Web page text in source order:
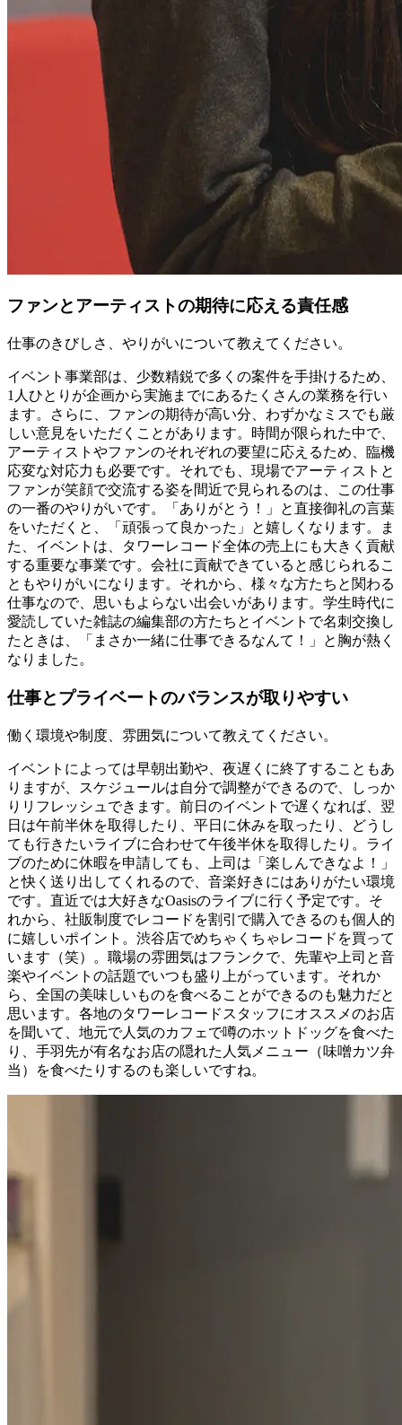
ファンとアーティストの期待に応える責任感
仕事のきびしさ、やりがいについて教えてください。
イベント事業部は、少数精鋭で多くの案件を手掛けるため、
1人ひとりが企画から実施までにあるたくさんの業務を行い
ます。さらに、ファンの期待が高い分、わずかなミスでも厳
しい意見をいただくことがあります。時間が限られた中で、
アーティストやファンのそれぞれの要望に応えるため、臨機
応変な対応力も必要です。それでも、現場でアーティストと
ファンが笑顔で交流する姿を間近で見られるのは、この仕事
の一番のやりがいです。「ありがとう！」と直接御礼の言葉
をいただくと、「頑張って良かった」と嬉しくなります。ま
た、イベントは、タワーレコード全体の売上にも大きく貢献
する重要な事業です。会社に貢献できていると感じられるこ
ともやりがいになります。それから、様々な方たちと関わる
仕事なので、思いもよらない出会いがあります。学生時代に
愛読していた雑誌の編集部の方たちとイベントで名刺交換し
たときは、「まさか一緒に仕事できるなんて！」と胸が熱く
なりました。
仕事とプライベートのバランスが取りやすい
働く環境や制度、雰囲気について教えてください。
イベントによっては早朝出勤や、夜遅くに終了することもあ
りますが、スケジュールは自分で調整ができるので、しっか
りリフレッシュできます。前日のイベントで遅くなれば、翌
日は午前半休を取得したり、平日に休みを取ったり、どうし
ても行きたいライブに合わせて午後半休を取得したり。ライ
ブのために休暇を申請しても、上司は「楽しんできなよ！」
と快く送り出してくれるので、音楽好きにはありがたい環境
です。直近では大好きなOasisのライブに行く予定です。そ
れから、社販制度でレコードを割引で購入できるのも個人的
に嬉しいポイント。渋谷店でめちゃくちゃレコードを買って
います（笑）。職場の雰囲気はフランクで、先輩や上司と音
楽やイベントの話題でいつも盛り上がっています。それか
ら、全国の美味しいものを食べることができるのも魅力だと
思います。各地のタワーレコードスタッフにオススメのお店
を聞いて、地元で人気のカフェで噂のホットドッグを食べた
り、手羽先が有名なお店の隠れた人気メニュー（味噌カツ弁
当）を食べたりするのも楽しいですね。